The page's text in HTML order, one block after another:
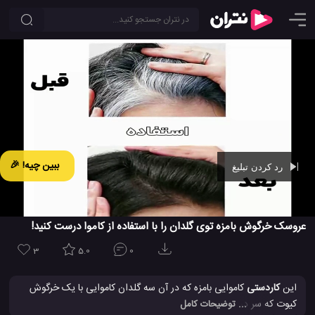
ببین چیه! 🎉
عروسک خرگوش بامزه توی گلدان را با استفاده از کاموا درست کنید!
3 5.0 0
اینکاردستی کاموایی بامزه که در آن سه گلدان کاموایی با یک خرگوش
کیوت که سر در یکی از این گلدان ها کرده است را با دستان خود درست
... توضیحات کامل